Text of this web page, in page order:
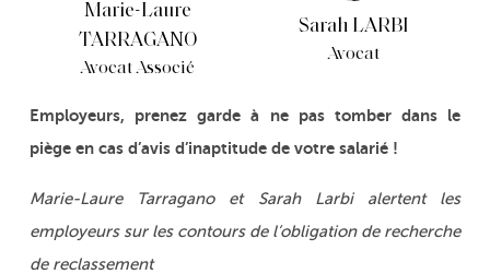
Marie-Laure
TARRAGANO
Avocat Associé
Sarah LARBI
Avocat
Employeurs, prenez garde à ne pas tomber dans le
piège en cas d’avis d’inaptitude de votre salarié !
Marie-Laure Tarragano et Sarah Larbi alertent les
employeurs sur les contours de l’obligation de recherche
de reclassement